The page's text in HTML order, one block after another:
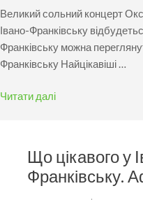
Великий сольний концерт
Івано-Франківську
Франківську можна
Франківську Найцікавіші …
Читати далі
Що цікавого у
Франківську.